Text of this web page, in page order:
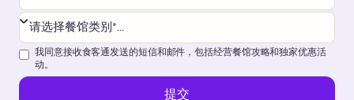
我同意接收食客通发送的短信和邮件，包括经营餐馆攻略和独家优惠活
动。